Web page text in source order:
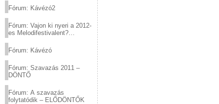
Fórum: Kávézó2
Fórum: Vajon ki nyeri a 2012-
es Melodifestivalent?
Fórum: Kávézó
Fórum: Szavazás 2011 –
DÖNTŐ
Fórum: A szavazás
folytatódik – ELŐDÖNTŐK